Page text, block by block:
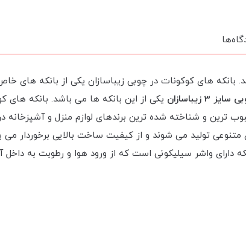
بانکه های کوکونات در چوبی زیباسازان یکی از بانکه های
زیباسازان
یکی از این بانکه ها می باشد. بانکه های
ترین و شناخته شده ترین برندهای لوازم منزل و
متنوعی تولید می شوند و از کیفیت ساخت بالایی برخوردار
دارای واشر سیلیکونی است که از ورود هوا و رطوبت به